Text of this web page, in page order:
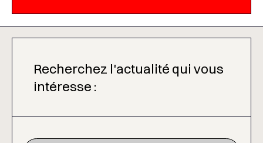
Recherchez l'actualité qui vous
intéresse :